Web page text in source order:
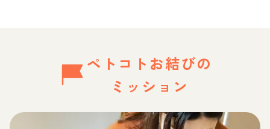
ペトコトお結びの
ミッション